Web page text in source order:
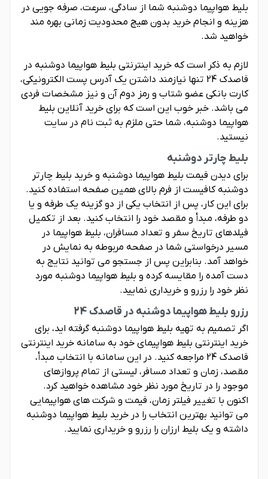
بلیط هواپیما دوشنبه شما از سادگی، سرعت، صرفه جویی در
هزینه و انجام خرید بدون هیچ محدودیت زمانی بهره مند
خواهید شد.
لازم به ذکر است که خرید اینترنتی بلیط هواپیما دوشنبه در
قاصدک 24 تنها نیازمند داشتن یک آدرس پست الکترونیکی،
کارت بانکی عضو شتاب و رمز دوم آن و نیز مشخصات فردی
می باشد. خبر خوب این است که برای خرید آنلاین بلیط
هواپیما دوشنبه، شما حتی ملزم به ثبت نام در سایت
نیستید.
بلیط چارتر دوشنبه
برای دیدن قیمت بلیط هواپیما دوشنبه و خرید بلیط چارتر
دوشنبه کافیست از فرم بالای همین صفحه استفاده کنید.
برای این کار، پس از انتخاب یکی از دو گزینه یک طرفه و یا
دو طرفه، مبدأ و مقصد خود را انتخاب کنید. بعد از تکمیل
فیلدهای تاریخ سفر و تعداد مسافران، بلیط هواپیما در
مسیر درخواستی شما در صفحه مربوطه به نمایش در
خواهد آمد. بنابراین پس از جستجو می توانید نتایج به
دست آمده را مقایسه کرده و بلیط هواپیما دوشنبه مورد
نظر خود را رزرو و خریداری نمایید.
رزرو بلیط هواپیما دوشنبه در قاصدک 24
اگر تصمیم به تهیه بلیط هواپیما دوشنبه گرفته اید، برای
خرید اینترنتی بلیط هواپیمای خود به سامانه خرید اینترنتی
قاصدک 24 مراجعه کنید. در این سامانه با انتخاب مبدأ،
مقصد، زمان و تعداد مسافر، لیستی از تمام پروازهای
موجود را در تاریخ مورد نظر خود مشاهده خواهید کرد.
اکنون با تغییر فیلتر زمان، قیمت و شرکت های هواپیمایی
می توانید بهترین انتخاب را در خرید بلیط هواپیما دوشنبه
داشته و یک بلیط ارزان را رزرو و خریداری نمایید.